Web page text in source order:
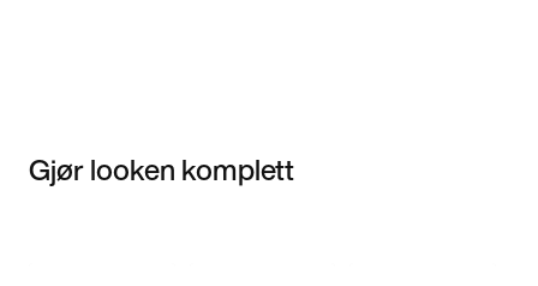
Gjør looken komplett